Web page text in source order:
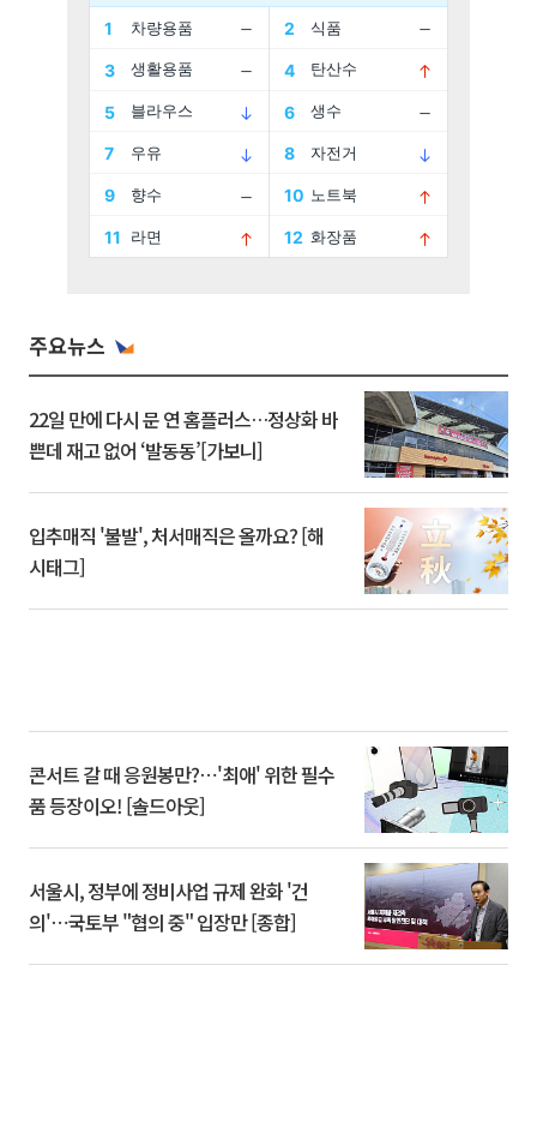
주요뉴스
22일 만에 다시 문 연 홈플러스…정상화 바
쁜데 재고 없어 ‘발동동’[가보니]
입추매직 '불발', 처서매직은 올까요? [해
시태그]
콘서트 갈 때 응원봉만?⋯'최애' 위한 필수
품 등장이오! [솔드아웃]
서울시, 정부에 정비사업 규제 완화 '건
의'⋯국토부 "협의 중" 입장만 [종합]